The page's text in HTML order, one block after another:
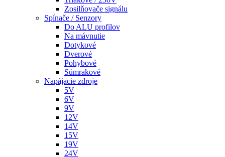
Zosilňovače signálu
Spínače / Senzory
Do ALU profilov
Na mávnutie
Dotykové
Dverové
Pohybové
Súmrakové
Napájacie zdroje
5V
6V
9V
12V
14V
15V
19V
24V